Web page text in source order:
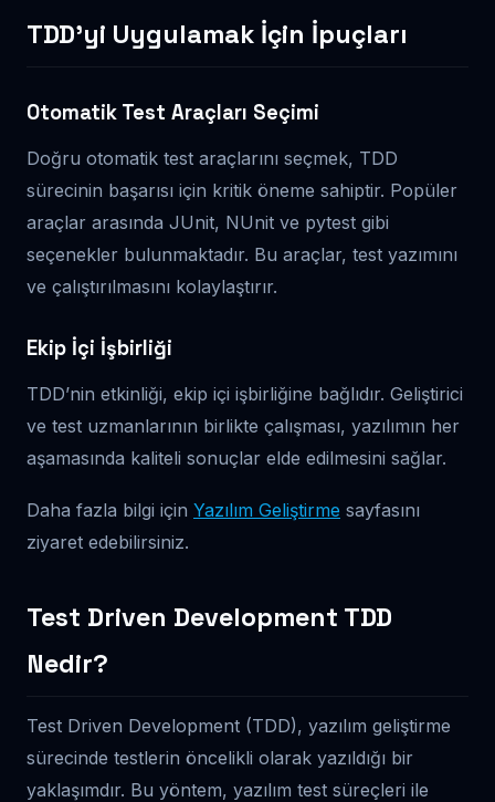
TDD’yi Uygulamak İçin İpuçları
Otomatik Test Araçları Seçimi
Doğru otomatik test araçlarını seçmek, TDD
sürecinin başarısı için kritik öneme sahiptir. Popüler
araçlar arasında JUnit, NUnit ve pytest gibi
seçenekler bulunmaktadır. Bu araçlar, test yazımını
ve çalıştırılmasını kolaylaştırır.
Ekip İçi İşbirliği
TDD’nin etkinliği, ekip içi işbirliğine bağlıdır. Geliştirici
ve test uzmanlarının birlikte çalışması, yazılımın her
aşamasında kaliteli sonuçlar elde edilmesini sağlar.
Daha fazla bilgi için Yazılım Geliştirme sayfasını
ziyaret edebilirsiniz.
Test Driven Development TDD
Nedir?
Test Driven Development (TDD), yazılım geliştirme
sürecinde testlerin öncelikli olarak yazıldığı bir
yaklaşımdır. Bu yöntem, yazılım test süreçleri ile